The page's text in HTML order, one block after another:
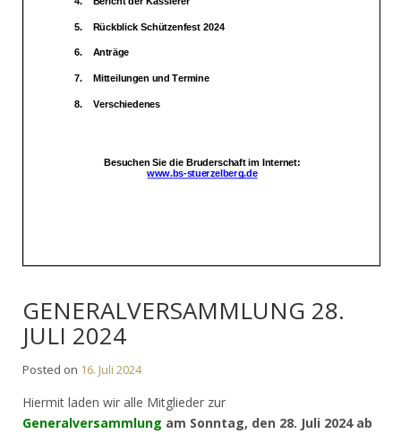
GENERALVERSAMMLUNG 28.
JULI 2024
Posted on 16. Juli 2024
Hiermit laden wir alle Mitglieder zur
Generalversammlung am Sonntag, den 28. Juli 2024 ab